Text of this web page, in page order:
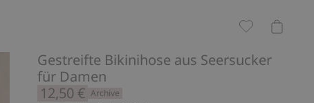
Gestreifte Bikinihose aus Seersucker
für Damen
12,50 € Archive